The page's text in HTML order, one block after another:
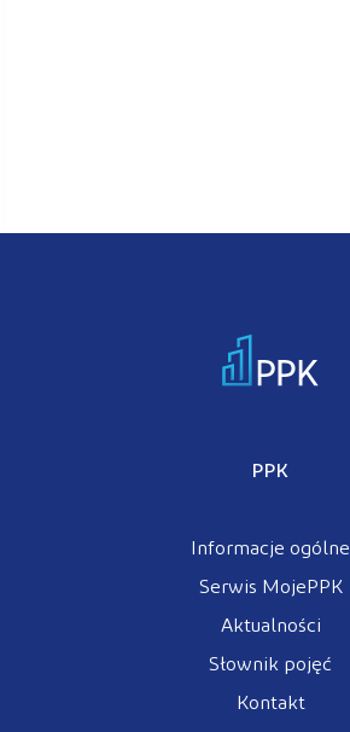
PPK
Informacje ogólne
Serwis MojePPK
Aktualności
Słownik pojęć
Kontakt